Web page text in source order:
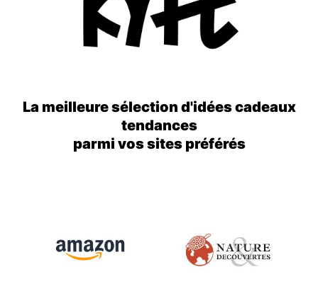
La meilleure sélection d'idées cadeaux
tendances
parmi vos sites préférés